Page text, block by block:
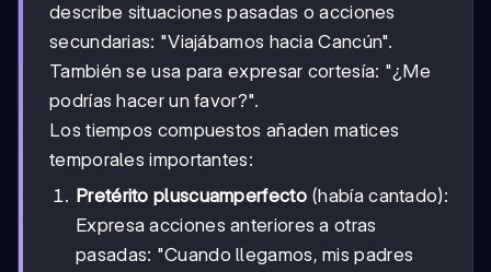
describe situaciones pasadas o acciones
secundarias: "Viajábamos hacia Cancún".
También se usa para expresar cortesía: "¿Me
podrías hacer un favor?".
Los tiempos compuestos añaden matices
temporales importantes:
Pretérito pluscuamperfecto(había cantado):
Expresa acciones anteriores a otras
pasadas: "Cuando llegamos, mis padres